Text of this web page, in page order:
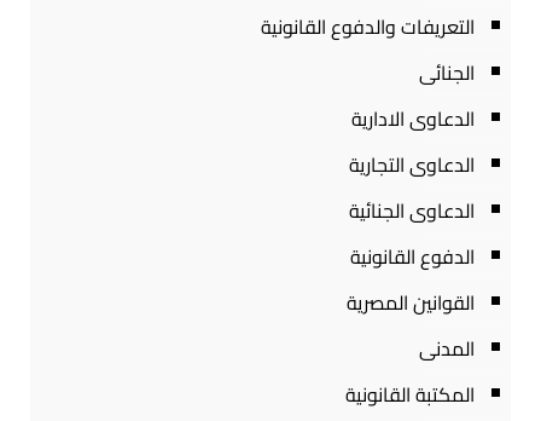
التعريفات والدفوع القانونية
الجنائى
الدعاوى الادارية
الدعاوى التجارية
الدعاوى الجنائية
الدفوع القانونية
القوانين المصرية
المدنى
المكتبة القانونية